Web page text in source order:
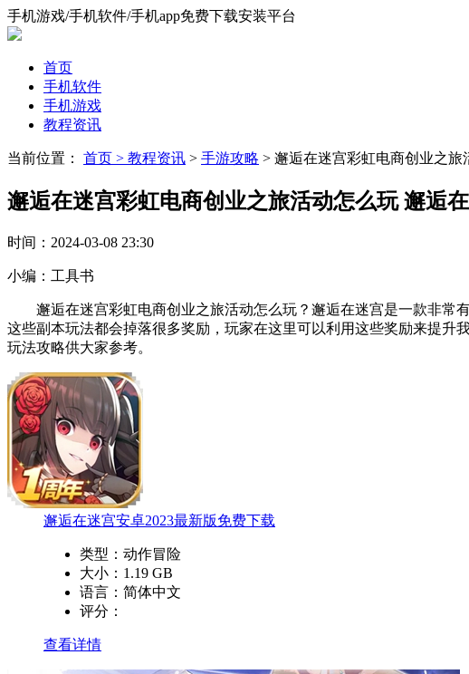
手机游戏/手机软件/手机app免费下载安装平台
首页
手机软件
手机游戏
教程资讯
当前位置： 首页 > 教程资讯 > 手游攻略 > 邂逅在迷宫彩虹电商创业之
邂逅在迷宫彩虹电商创业之旅活动怎么玩 邂逅
时间： 2024-03-08 23:30
小编： 工具书
邂逅在迷宫彩虹电商创业之旅活动怎么玩？邂逅在迷宫是一款非常有
这些副本玩法都会掉落很多奖励，玩家在这里可以利用这些奖励来提
玩法攻略供大家参考。
邂逅在迷宫安卓2023最新版免费下载
类型： 动作冒险
大小： 1.19 GB
语言： 简体中文
评分：
查看详情